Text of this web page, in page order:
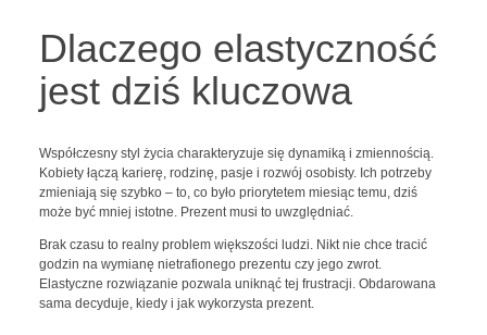
Dlaczego elastyczność
jest dziś kluczowa
Współczesny styl życia charakteryzuje się dynamiką i zmiennością.
Kobiety łączą karierę, rodzinę, pasje i rozwój osobisty. Ich potrzeby
zmieniają się szybko – to, co było priorytetem miesiąc temu, dziś
może być mniej istotne. Prezent musi to uwzględniać.
Brak czasu to realny problem większości ludzi. Nikt nie chce tracić
godzin na wymianę nietrafionego prezentu czy jego zwrot.
Elastyczne rozwiązanie pozwala uniknąć tej frustracji. Obdarowana
sama decyduje, kiedy i jak wykorzysta prezent.